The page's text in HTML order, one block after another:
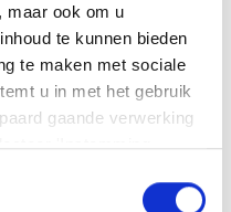
maar ook om u
te kunnen bieden
te maken met sociale
u in met het gebruik
gaande verwerking
'Instemming
wijzigen of uw
prijzen.